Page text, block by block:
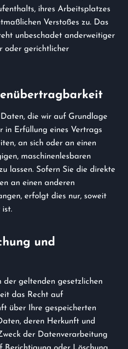
ihres Arbeitsplatzes
Verstoßes zu. Das
unbeschadet anderweitiger
oder gerichtlicher
die wir auf Grundlage
in Erfüllung eines Vertrags
an sich oder an einen
maschinenlesbaren
lassen. Sofern Sie die direkte
an einen anderen
erfolgt dies nur, soweit
ist.
und
der geltenden gesetzlichen
das Recht auf
über Ihre gespeicherten
deren Herkunft und
der Datenverarbeitung